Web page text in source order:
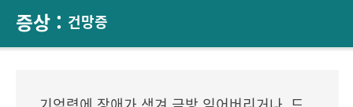
증상 : 건망증